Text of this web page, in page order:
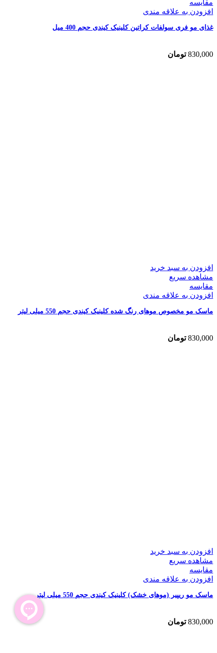
مقایسه
افزودن به علاقه مندی
غذای مو فری سولفات کراتین کلینیک کیندی حجم 400 میل
830,000 تومان
افزودن به سبد خرید
مشاهده سریع
مقایسه
افزودن به علاقه مندی
ماسک مو مخصوص موهای رنگ شده کلینیک کیندی حجم 550 میلی لیتر
830,000 تومان
افزودن به سبد خرید
مشاهده سریع
مقایسه
افزودن به علاقه مندی
ماسک مو ریپیر (موهای خشک) کلینیک کیندی حجم 550 میلی لیتر
830,000 تومان